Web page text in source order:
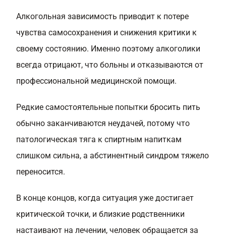
Алкогольная зависимость приводит к потере
чувства самосохранения и снижения критики к
своему состоянию. Именно поэтому алкоголики
всегда отрицают, что больны и отказываются от
профессиональной медицинской помощи.
Редкие самостоятельные попытки бросить пить
обычно заканчиваются неудачей, потому что
патологическая тяга к спиртным напиткам
слишком сильна, а абстинентный синдром тяжело
переносится.
В конце концов, когда ситуация уже достигает
критической точки, и близкие родственники
настаивают на лечении, человек обращается за